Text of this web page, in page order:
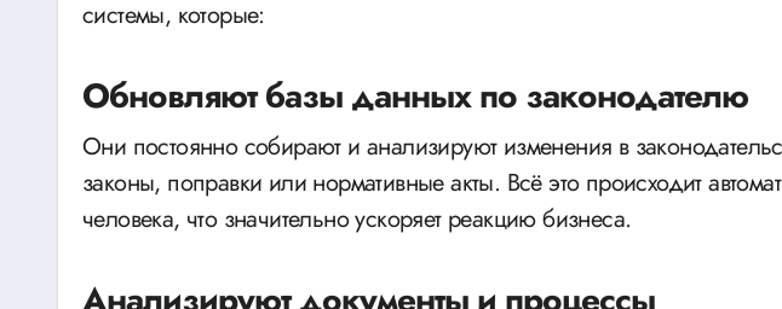
системы, которые:
Обновляют базы данных по законодателю
Они постоянно собирают и анализируют изменения в
законы, поправки или нормативные акты. Всё это происходит
человека, что значительно ускоряет реакцию бизнеса.